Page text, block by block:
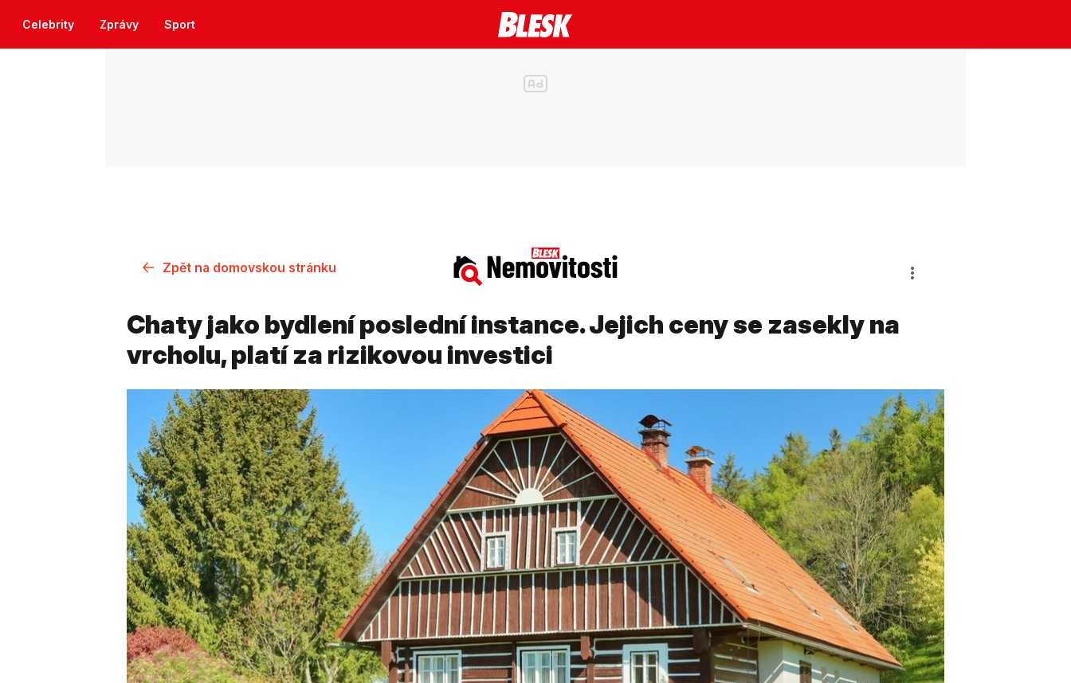
Celebrity Zprávy Sport
Zpět na domovskou stránku
Chaty jako bydlení poslední instance. Jejich ceny se zasekly na
vrcholu, platí za rizikovou investici